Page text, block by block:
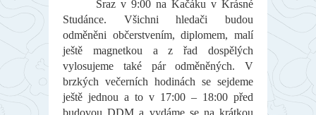
Sraz v 9:00 na Kačáku v Krásné
Studánce. Všichni hledači budou
odměněni občerstvením, diplomem, malí
ještě magnetkou a z řad dospělých
vylosujeme také pár odměněných. V
brzkých večerních hodinách se sejdeme
ještě jednou a to v 17:00 – 18:00 před
budovou DDM a vydáme se na krátkou